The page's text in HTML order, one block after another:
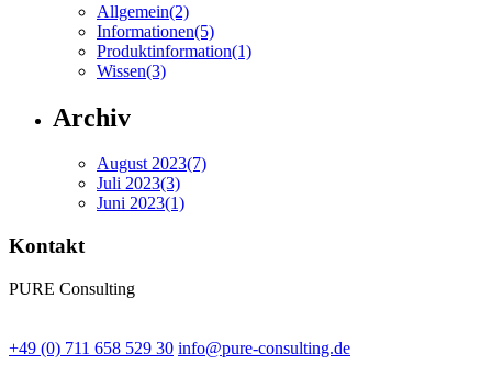
Allgemein(2)
Informationen(5)
Produktinformation(1)
Wissen(3)
Archiv
August 2023(7)
Juli 2023(3)
Juni 2023(1)
Kontakt
PURE Consulting
+49 (0) 711 658 529 30 info@pure-consulting.de